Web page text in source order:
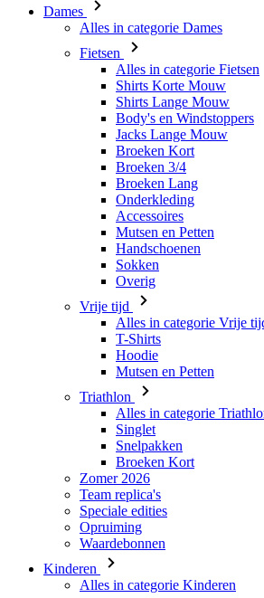
Shirts Lange Mouw
Body's en Windstoppers
Jacks Lange Mouw
Broeken Kort
Broeken 3/4
Broeken Lang
Onderkleding
Accessoires
Mutsen en Petten
Handschoenen
Sokken
Overig
Vrije tijd
Alles in categorie Vrije tijd
T-Shirts
Hoodie
Mutsen en Petten
Triathlon
Alles in categorie Triathlon
Singlet
Snelpakken
Broeken Kort
Zomer 2026
Team replica's
Speciale edities
Opruiming
Waardebonnen
Kinderen
Alles in categorie Kinderen
Fietsen
Alles in categorie Fietsen
Shirts Lange Mouw